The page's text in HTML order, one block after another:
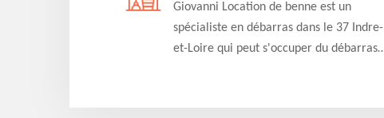
Giovanni Location de benne est un
spécialiste en débarras dans le 37 Indre-
et-Loire qui peut s'occuper du débarras
et efficace